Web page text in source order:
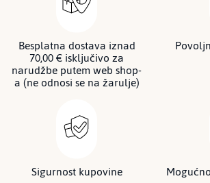
Besplatna dostava iznad
70,00 € isključivo za
narudžbe putem web shop-
a (ne odnosi se na žarulje)
Sigurnost kupovine